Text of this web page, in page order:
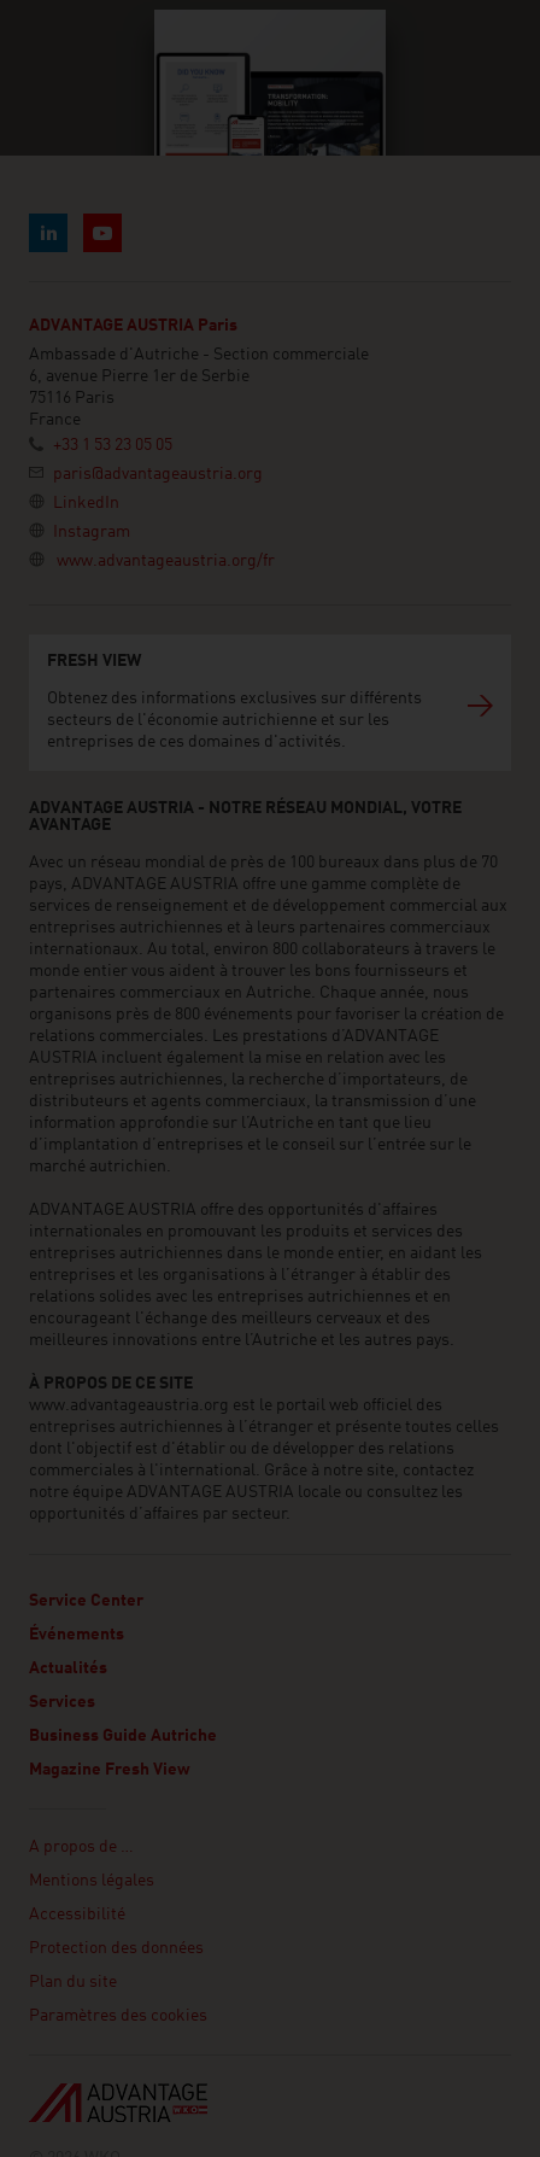
ADVANTAGE AUSTRIA Paris
Ambassade d'Autriche - Section commerciale
6, avenue Pierre 1er de Serbie
75116 Paris
France
+33 1 53 23 05 05
paris@advantageaustria.org
LinkedIn
Instagram
www.advantageaustria.org/fr
FRESH VIEW
Obtenez des informations exclusives sur différents
secteurs de l'économie autrichienne et sur les
entreprises de ces domaines d'activités.
ADVANTAGE AUSTRIA - NOTRE RÉSEAU MONDIAL, VOTRE
AVANTAGE
Avec un réseau mondial de près de 100 bureaux dans plus de 70
pays, ADVANTAGE AUSTRIA offre une gamme complète de
services de renseignement et de développement commercial aux
entreprises autrichiennes et à leurs partenaires commerciaux
internationaux. Au total, environ 800 collaborateurs à travers le
monde entier vous aident à trouver les bons fournisseurs et
partenaires commerciaux en Autriche. Chaque année, nous
organisons près de 800 événements pour favoriser la création de
relations commerciales. Les prestations d’ADVANTAGE
AUSTRIA incluent également la mise en relation avec les
entreprises autrichiennes, la recherche d’importateurs, de
distributeurs et agents commerciaux, la transmission d’une
information approfondie sur l’Autriche en tant que lieu
d’implantation d’entreprises et le conseil sur l’entrée sur le
marché autrichien.
ADVANTAGE AUSTRIA offre des opportunités d'affaires
internationales en promouvant les produits et services des
entreprises autrichiennes dans le monde entier, en aidant les
entreprises et les organisations à l’étranger à établir des
relations solides avec les entreprises autrichiennes et en
encourageant l'échange des meilleurs cerveaux et des
meilleures innovations entre l’Autriche et les autres pays.
À PROPOS DE CE SITE
www.advantageaustria.org est le portail web officiel des
entreprises autrichiennes à l’étranger et présente toutes celles
dont l'objectif est d'établir ou de développer des relations
commerciales à l'international. Grâce à notre site, contactez
notre équipe ADVANTAGE AUSTRIA locale ou consultez les
opportunités d’affaires par secteur.
Service Center
Événements
Actualités
Services
Business Guide Autriche
Magazine Fresh View
A propos de …
Mentions légales
Accessibilité
Protection des données
Plan du site
Paramètres des cookies